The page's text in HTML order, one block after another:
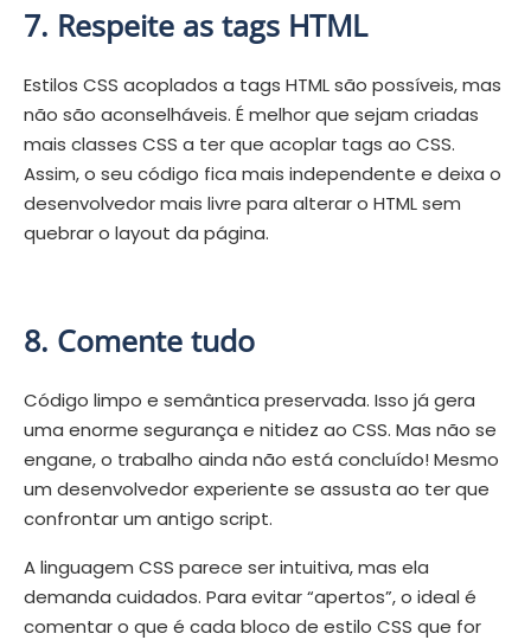
7. Respeite as tags HTML
Estilos CSS acoplados a tags HTML são possíveis, mas
não são aconselháveis. É melhor que sejam criadas
mais classes CSS a ter que acoplar tags ao CSS.
Assim, o seu código fica mais independente e deixa o
desenvolvedor mais livre para alterar o HTML sem
quebrar o layout da página.
8. Comente tudo
Código limpo e semântica preservada. Isso já gera
uma enorme segurança e nitidez ao CSS. Mas não se
engane, o trabalho ainda não está concluído! Mesmo
um desenvolvedor experiente se assusta ao ter que
confrontar um antigo script.
A linguagem CSS parece ser intuitiva, mas ela
demanda cuidados. Para evitar “apertos”, o ideal é
comentar o que é cada bloco de estilo CSS que for